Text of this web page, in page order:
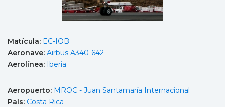
Matícula: EC-IOB
Aeronave: Airbus A340-642
Aerolínea: Iberia
Aeropuerto: MROC - Juan Santamaría Internacional
País: Costa Rica